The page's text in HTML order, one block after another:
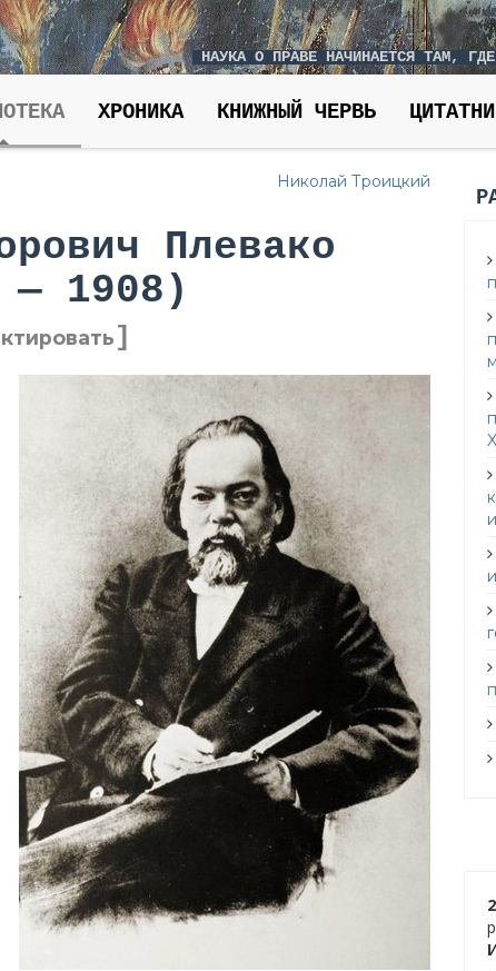
НАУКА О ПРАВЕ НАЧИНАЕТСЯ ТАМ,
ХРОНИКА КНИЖНЫЙ ЧЕРВЬ
Николай Троицкий
Плевако
— 1908)
]